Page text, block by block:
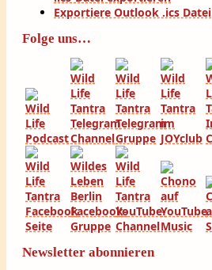
Exportiere Outlook .ics Datei
Folge uns…
Newsletter abonnieren